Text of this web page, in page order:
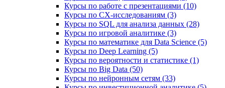
Курсы по работе с презентациями (10)
Курсы по CX-исследованиям (3)
Курсы по SQL для анализа данных (28)
Курсы по игровой аналитике (3)
Курсы по математике для Data Science (5)
Курсы по Deep Learning (5)
Курсы по вероятности и статистике (1)
Курсы по Big Data (50)
Курсы по нейронным сетям (33)